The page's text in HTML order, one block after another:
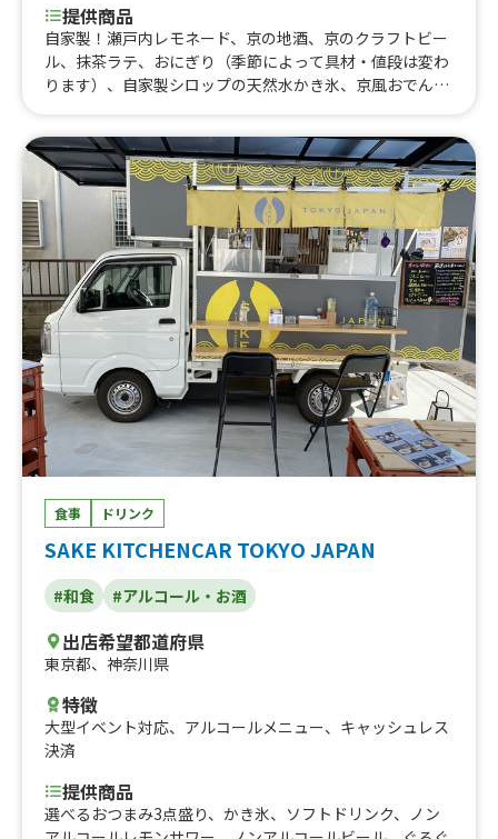
提供商品
自家製！瀬戸内レモネード、京の地酒、京のクラフトビー
ル、抹茶ラテ、おにぎり（季節によって具材・値段は変わ
ります）、自家製シロップの天然水かき氷、京風おでん盛
クリームチーズのコロッケ、ごはんもの『トロトロ湯葉
丼』、打ち立て十割蕎麦、季節のおばんざい盛り
食事 ドリンク
SAKE KITCHENCAR TOKYO JAPAN
#和食 #アルコール・お酒
出店希望都道府県
東京都、 神奈川県
特徴
大型イベント対応、 アルコールメニュー、 キャッシュレス
決済
提供商品
選べるおつまみ3点盛り、かき氷、ソフトドリンク、ノン